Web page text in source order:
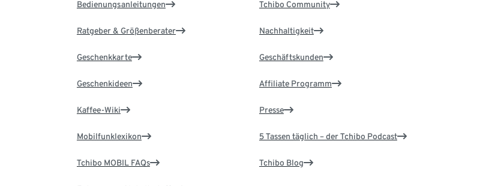
Bedienungsanleitungen
Ratgeber & Größenberater
Geschenkkarte
Geschenkideen
Kaffee-Wiki
Mobilfunklexikon
Tchibo MOBIL FAQs
Tchibo Community
Nachhaltigkeit
Geschäftskunden
Affiliate Programm
Presse
5 Tassen täglich – der Tchibo Podcast
Tchibo Blog